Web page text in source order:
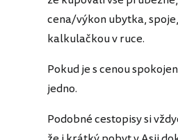
cena/výkon ubytka,
kalkulačkou v ruce.
Pokud je s cenou
jedno.
Podobné cestopisy si